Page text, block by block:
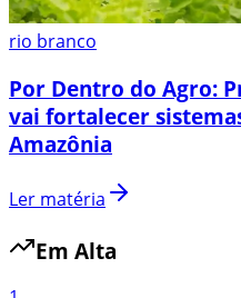
rio branco
Por Dentro do Agro:
vai fortalecer
Amazônia
Ler matéria
Em Alta